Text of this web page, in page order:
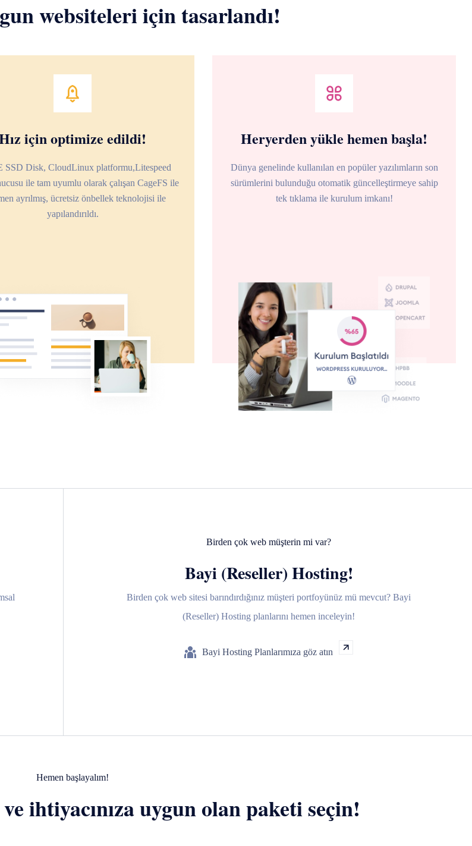
websiteleri için tasarlandı!
için optimize edildi!
SSD Disk, CloudLinux platformu,Litespeed
ile tam uyumlu olarak çalışan CageFS ile
ayrılmış, ücretsiz önbellek teknolojisi ile
yapılandırıldı.
Heryerden yükle hemen başla!
Dünya genelinde kullanılan en popüler yazılımların son
sürümlerini bulunduğu otomatik güncelleştirmeye sahip
tek tıklama ile kurulum imkanı!
Birden çok web müşterin mi var?
Bayi (Reseller) Hosting!
Birden çok web sitesi barındırdığınız müşteri portfoyünüz mü mevcut? Bayi
(Reseller) Hosting planlarını hemen inceleyin!
Bayi Hosting Planlarımıza göz atın
Hemen başlayalım!
ihtiyacınıza uygun olan paketi seçin!